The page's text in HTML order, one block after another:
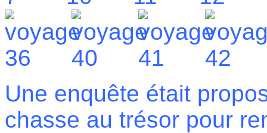
Une enquête était
chasse au trésor pour